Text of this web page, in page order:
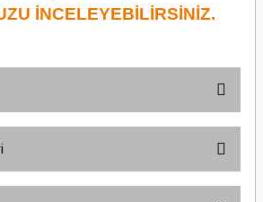
İNCELEYEBİLİRSİNİZ.